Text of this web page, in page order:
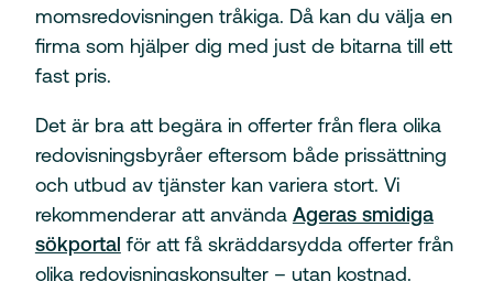
momsredovisningen tråkiga. Då kan du välja en
firma som hjälper dig med just de bitarna till ett
fast pris.
Det är bra att begära in offerter från flera olika
redovisningsbyråer eftersom både prissättning
och utbud av tjänster kan variera stort. Vi
rekommenderar att använda Ageras smidiga
sökportal för att få skräddarsydda offerter från
olika redovisningskonsulter – utan kostnad.